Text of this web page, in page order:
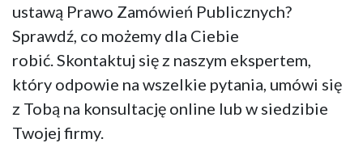
ustawą Prawo Zamówień Publicznych?
Sprawdź, co możemy dla Ciebie
robić. Skontaktuj się z naszym ekspertem,
który odpowie na wszelkie pytania, umówi się
z Tobą na konsultację online lub w siedzibie
Twojej firmy.